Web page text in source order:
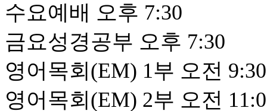
수요예배 오후 7:30
금요성경공부 오후 7:30
영어목회(EM) 1부 오전 9:30
영어목회(EM) 2부 오전